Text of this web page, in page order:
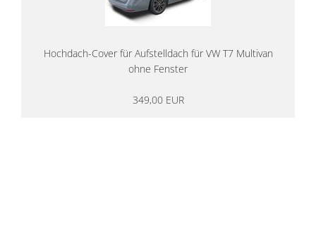
Hochdach-Cover für Aufstelldach für VW T7 Multivan
ohne Fenster
349,00 EUR